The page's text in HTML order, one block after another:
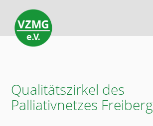
Qualitätszirkel des
Palliativnetzes Freiberg